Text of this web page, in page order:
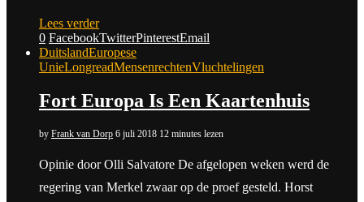
Lees verder
0 FacebookTwitterPinterestEmail
DuitslandEuropese
UnieLongreadMensenrechtenVluchtelingen
Fort Europa Is Een Kaartenhuis
by Frank van Dorp 6 juli 2018 12 minutes lezen
Opinie door Olli Salvatore De afgelopen weken werd de
regering van Merkel zwaar op de proef gesteld. Horst